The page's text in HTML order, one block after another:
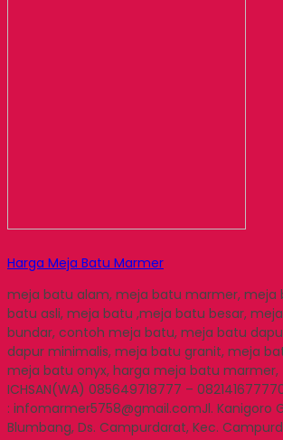
Harga Meja Batu Marmer
meja batu alam, meja batu marmer, meja
batu asli, meja batu ,meja batu besar,
bundar, contoh meja batu, meja batu
dapur minimalis, meja batu granit, meja
meja batu onyx, harga meja batu marmer,
ICHSAN(WA) 085649718777 –
: infomarmer5758@gmail.comJl. Kanigoro
Blumbang, Ds. Campurdarat, Kec.